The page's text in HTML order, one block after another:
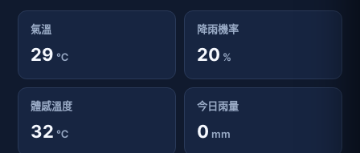
氣溫
29 ℃
降雨機率
20 %
體感溫度
32 ℃
今日雨量
0 mm